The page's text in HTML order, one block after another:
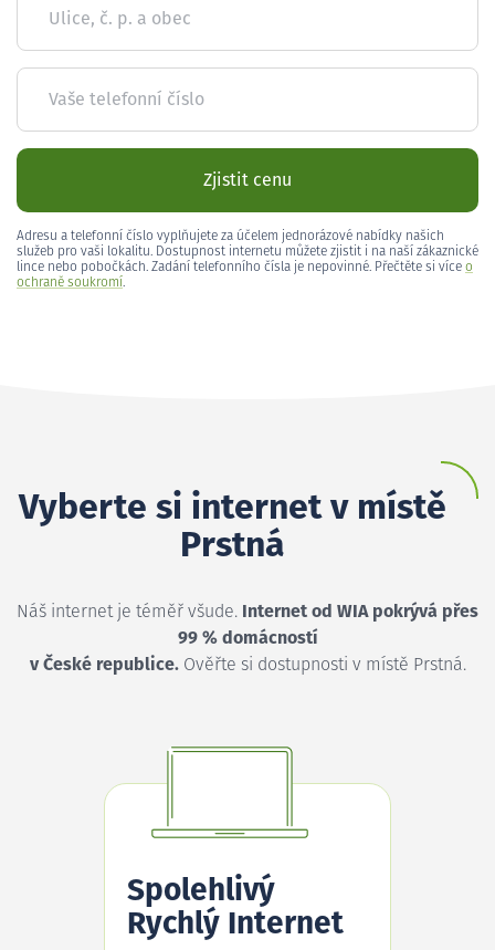
Ulice, č. p. a obec
Vaše telefonní číslo
Zjistit cenu
Adresu a telefonní číslo vyplňujete za účelem jednorázové nabídky našich
služeb pro vaši lokalitu. Dostupnost internetu můžete zjistit i na naší zákaznické
lince nebo pobočkách. Zadání telefonního čísla je nepovinné. Přečtěte si více o
ochraně soukromí.
Vyberte si internet v místě
Prstná
Náš internet je téměř všude. Internet od WIA pokrývá přes
99 % domácností
v České republice.Ověřte si dostupnosti v místě Prstná.
Spolehlivý
Rychlý Internet